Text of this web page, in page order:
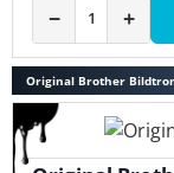
− +
Original Brother